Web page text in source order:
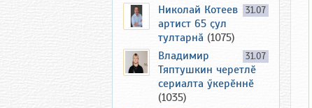
31.07
Николай Котеев
артист 65 ҫул
тултарнӑ (1075)
31.07
Владимир
Тяптушкин черетлӗ
сериалта ӳкерӗннӗ
(1035)